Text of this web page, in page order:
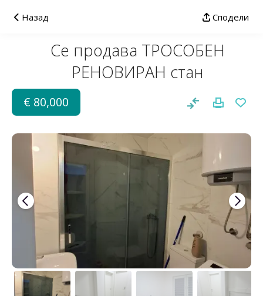
Назад Сподели
Се продава ТРОСОБЕН
РЕНОВИРАН стан
€ 80,000